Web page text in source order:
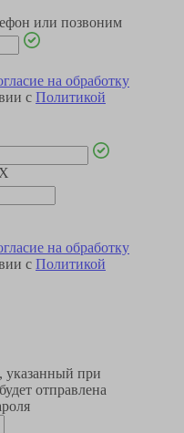
или позвоним
на обработку
с Политикой
на обработку
с Политикой
указанный при
отправлена